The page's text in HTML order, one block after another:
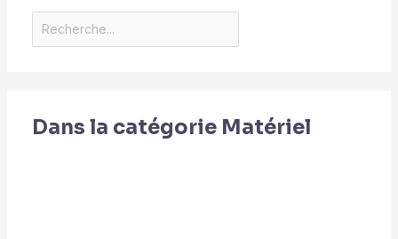
Dans la catégorie Matériel